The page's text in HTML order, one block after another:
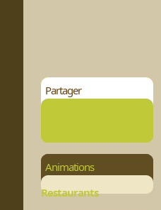
Partager
Animations
Restaurants